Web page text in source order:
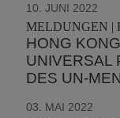
10. JUNI 2022
MELDUNGEN |
HONG
UNIVERSAL
DES UN-
03. MAI 2022